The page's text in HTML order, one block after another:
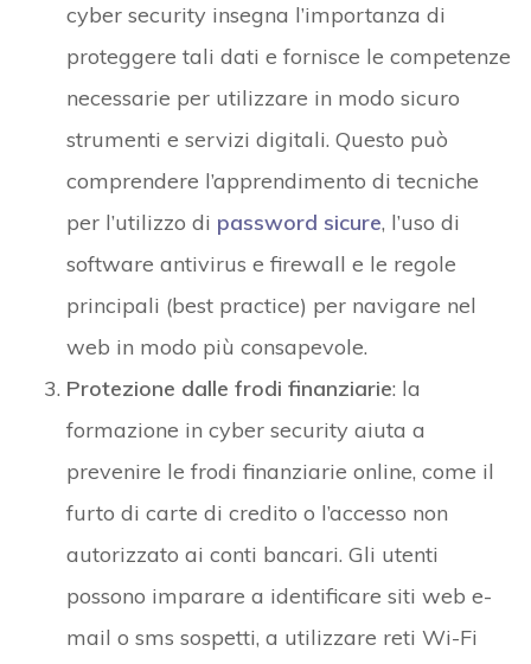
cyber security insegna l’importanza di
proteggere tali dati e fornisce le competenze
necessarie per utilizzare in modo sicuro
strumenti e servizi digitali. Questo può
comprendere l’apprendimento di tecniche
per l’utilizzo di password sicure, l’uso di
software antivirus e firewall e le regole
principali (best practice) per navigare nel
web in modo più consapevole.
Protezione dalle frodi finanziarie: la
formazione in cyber security aiuta a
prevenire le frodi finanziarie online, come il
furto di carte di credito o l’accesso non
autorizzato ai conti bancari. Gli utenti
possono imparare a identificare siti web e-
mail o sms sospetti, a utilizzare reti Wi-Fi